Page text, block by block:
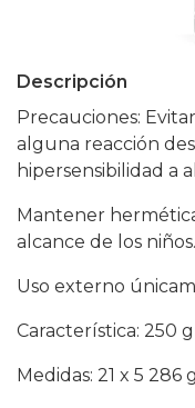
Descripción
Precauciones:
alguna reacción
hipersensibilidad a
Mantener
alcance de los niños.
Uso externo
Característica: 250
Medidas: 21 x 5 286